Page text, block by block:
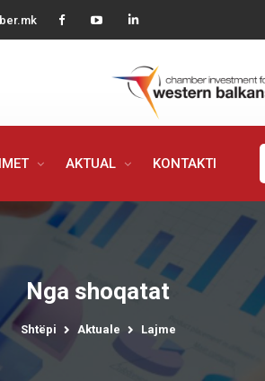
AKTUAL KONTAKTI
Nga shoqatat
Shtëpi Aktuale Lajme